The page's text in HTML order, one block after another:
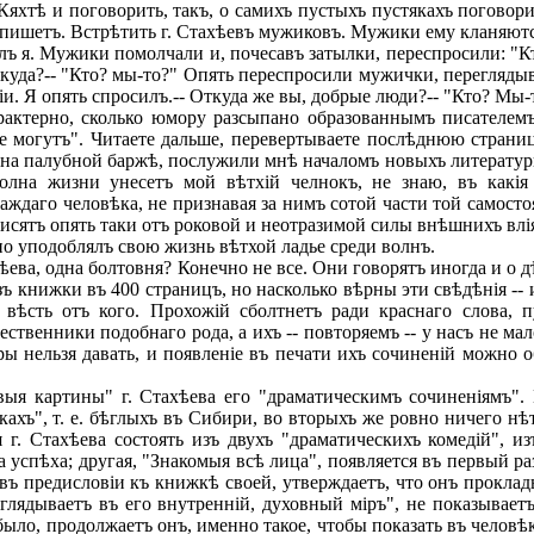
и поговорить, такъ, о самихъ пустыхъ пустякахъ
Встрѣтить г. Стахѣевъ мужиковъ. Мужики ему
Мужики помолчали и, почесавъ затылки, переспросили:
"Кто? мы-то?" Опять переспросили мужички,
Я опять спросилъ.-- Откуда же вы, добрые люди?-- "Кто?
сколько юмору разсыпано образованнымъ
Читаете дальше, перевертываете послѣднюю
палубной баржѣ, послужили мнѣ началомъ новыхъ
жизни унесетъ мой вѣтхій челнокъ, не знаю, въ
человѣка, не признавая за нимъ сотой части той
опять таки отъ роковой и неотразимой силы внѣшнихъ
уподоблялъ свою жизнь вѣтхой ладье среди волнъ.
одна болтовня? Конечно не все. Они говорятъ иногда и о
въ 400 страницъ, но насколько вѣрны эти свѣдѣнія
отъ кого. Прохожій сболтнетъ ради краснаго слова,
подобнаго рода, а ихъ -- повторяемъ -- у насъ не
нельзя давать, и появленіе въ печати ихъ сочиненій
г. Стахѣева его "драматическимъ сочиненіямъ".
т. е. бѣглыхъ въ Сибири, во вторыхъ же ровно ничего
г. Стахѣева состоять изъ двухъ "драматическихъ
другая, "Знакомыя всѣ лица", появляется въ первый
предисловіи къ книжкѣ своей, утверждаетъ, что онъ
въ его внутренній, духовный міръ", не
продолжаетъ онъ, именно такое, чтобы показать въ